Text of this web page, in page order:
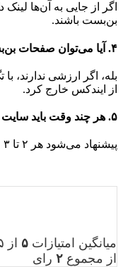
اگر از جایی به آن‌ها
بن‌بست باشند.
۴. آیا می‌توان صفحات بن‌بست را از ایندکس خارج کرد؟
از ایندکس خارج کرد.
۵. هر چند وقت باید سایت را از نظر صفحات بن‌بست بررسی کنیم؟
پیشنهاد می‌شود هر ۲ تا ۳ ماه یک‌بار، بررسی فنی کامل انجام دهید
میانگین امتیازات ۵ از ۵
از مجموع ۲ رای